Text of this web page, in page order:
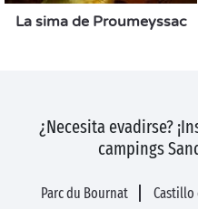
La sima de Proumeyssac
¿Necesita evadirse?
campings
Parc du Bournat
Castillo